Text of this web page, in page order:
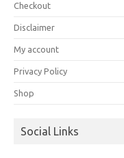
Checkout
Disclaimer
My account
Privacy Policy
Shop
Social Links